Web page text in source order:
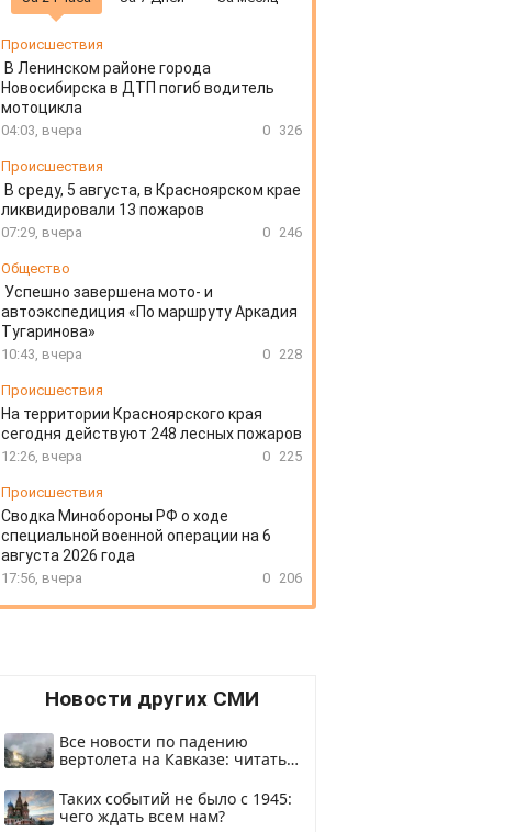
Происшествия
В Ленинском районе города
Новосибирска в ДТП погиб водитель
мотоцикла
04:03, вчера 0 326
Происшествия
В среду, 5 августа, в Красноярском крае
ликвидировали 13 пожаров
07:29, вчера 0 246
Общество
Успешно завершена мото- и
автоэкспедиция «По маршруту Аркадия
Тугаринова»
10:43, вчера 0 228
Происшествия
На территории Красноярского края
сегодня действуют 248 лесных пожаров
12:26, вчера 0 225
Происшествия
Сводка Минобороны РФ о ходе
специальной военной операции на 6
августа 2026 года
17:56, вчера 0 206
Новости других СМИ
Все новости по падению
вертолета на Кавказе: читать
Таких событий не было с 1945:
чего ждать всем нам?